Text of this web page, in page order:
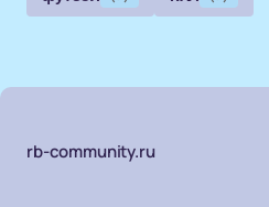
rb-community.ru